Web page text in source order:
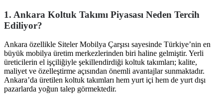
1. Ankara Koltuk Takımı Piyasası Neden Tercih
Ediliyor?
Ankara özellikle Siteler Mobilya Çarşısı sayesinde Türkiye’nin en
büyük mobilya üretim merkezlerinden biri haline gelmiştir. Yerli
üreticilerin el işçiliğiyle şekillendirdiği koltuk takımları; kalite,
maliyet ve özelleştirme açısından önemli avantajlar sunmaktadır.
Ankara’da üretilen koltuk takımları hem yurt içi hem de yurt dışı
pazarlarda yoğun talep görmektedir.